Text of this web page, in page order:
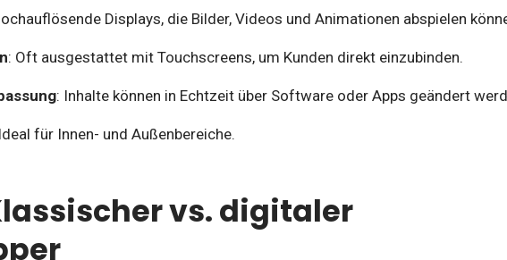
Displays, die Bilder, Videos und Animationen abspielen
: Oft ausgestattet mit Touchscreens, um Kunden direkt einzubinden.
: Inhalte können in Echtzeit über Software oder Apps geändert
für Innen- und Außenbereiche.
vs. digitaler